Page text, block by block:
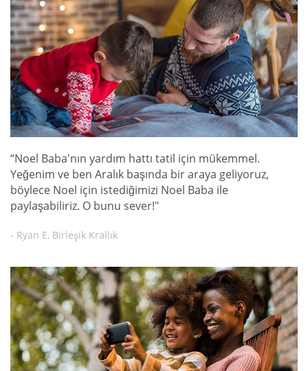
“Noel Baba'nın yardım hattı tatil için mükemmel.
Yeğenim ve ben Aralık başında bir araya geliyoruz,
böylece Noel için istediğimizi Noel Baba ile
paylaşabiliriz. O bunu sever!"
- Ryan E, Birleşik Krallık